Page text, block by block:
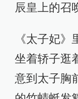
辰皇上的召
《太子妃
坐着轿子逛
意到太子胸